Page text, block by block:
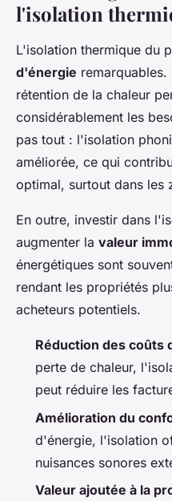
l'isolation
L'isolation thermique du
d'énergie
rétention de la chaleur
considérablement les
pas tout : l'isolation
améliorée, ce qui
optimal, surtout dans les
En outre, investir dans
augmenter la valeur
énergétiques sont
rendant les propriétés
acheteurs potentiels.
Réduction des coûts
perte de chaleur,
peut réduire les
Amélioration du
d'énergie, l'isolation
nuisances sonores
Valeur ajoutée à la